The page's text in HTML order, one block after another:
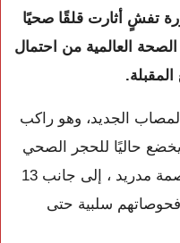
تفشٍ أثارت قلقًا صحيًا
العالمية من احتمال
المصاب الجديد، وهو راكب
حاليًا للحجر الصحي
داخل مستشفى عسكري في العاصمة مدريد ، إلى جانب 13
فحوصاتهم سلبية حتى